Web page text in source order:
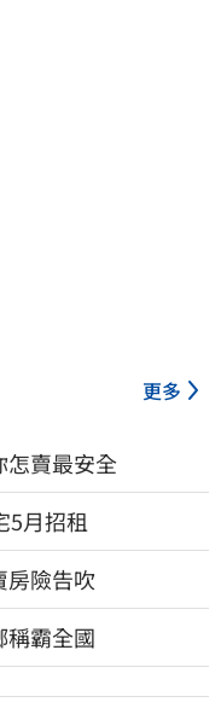
更多
賣最安全
月招租
房險告吹
霸全國